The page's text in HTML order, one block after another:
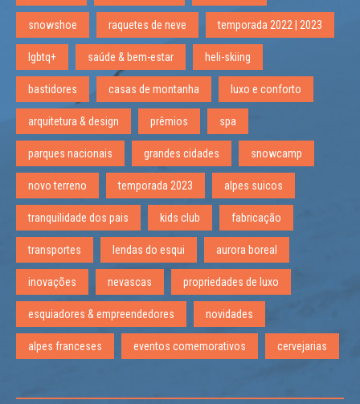
snowshoe raquetes de neve temporada 2022 | 2023
lgbtq+ saúde & bem-estar heli-skiing
bastidores casas de montanha luxo e conforto
arquitetura & design prêmios spa
parques nacionais grandes cidades snowcamp
novo terreno temporada 2023 alpes suicos
tranquilidade dos pais kids club fabricação
transportes lendas do esqui aurora boreal
inovações nevascas propriedades de luxo
esquiadores & empreendedores novidades
alpes franceses eventos comemorativos cervejarias